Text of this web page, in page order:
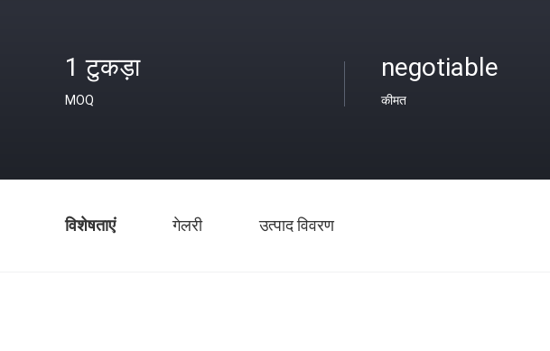
1 टुकड़ा
MOQ
negotiable
कीमत
विशेषताएं गेलरी उत्पाद विवरण